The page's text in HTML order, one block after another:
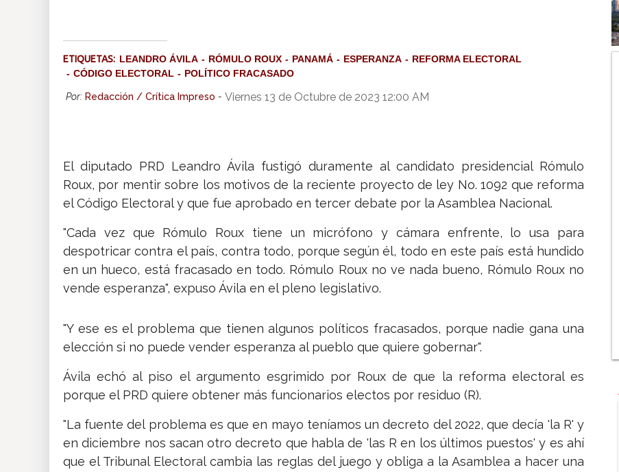
ETIQUETAS: LEANDRO ÁVILA RÓMULO ROUX PANAMÁ ESPERANZA
REFORMA ELECTORAL
CÓDIGO ELECTORAL
POLÍTICO FRACASADO
Por: Redacción / Crítica Impreso - Viernes 13 de Octubre de 2023 12:00 AM
El diputado PRD Leandro Ávila fustigó duramente al candidato presidencial Rómulo
Roux, por mentir sobre los motivos de la reciente proyecto de ley No. 1092 que reforma
el Código Electoral y que fue aprobado en tercer debate por la Asamblea Nacional.
"Cada vez que Rómulo Roux tiene un micrófono y cámara enfrente, lo usa para
despotricar contra el país, contra todo, porque según él, todo en este país está hundido
en un hueco, está fracasado en todo. Rómulo Roux no ve nada bueno, Rómulo Roux no
vende esperanza", expuso Ávila en el pleno legislativo.
"Y ese es el problema que tienen algunos políticos fracasados, porque nadie gana una
elección si no puede vender esperanza al pueblo que quiere gobernar".
Ávila echó al piso el argumento esgrimido por Roux de que la reforma electoral es
porque el PRD quiere obtener más funcionarios electos por residuo (R).
"La fuente del problema es que en mayo teníamos un decreto del 2022, que decía 'la R' y
en diciembre nos sacan otro decreto que habla de 'las R en los últimos puestos' y es ahí
que el Tribunal Electoral cambia las reglas del juego y obliga a la Asamblea a hacer una